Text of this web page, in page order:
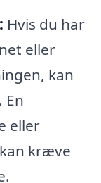
Hvis du har
eller
kan
En
eller
kræve